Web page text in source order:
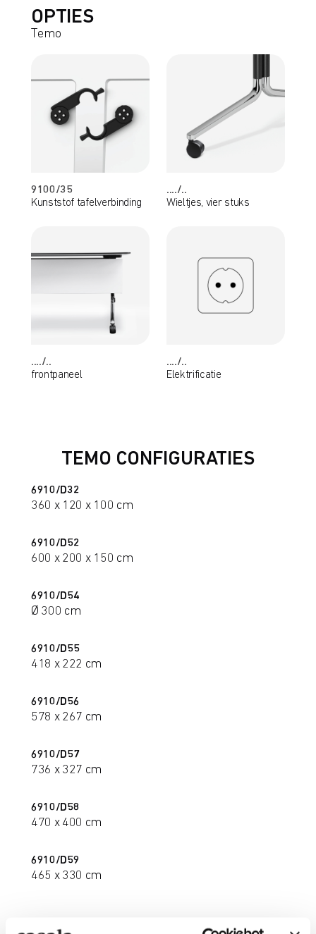
OPTIES
Temo
9100/35
Kunststof tafelverbinding
..../..
Wieltjes, vier stuks
..../..
frontpaneel
..../..
Elektrificatie
TEMO CONFIGURATIES
6910/D32
360 x 120 x 100 cm
6910/D52
600 x 200 x 150 cm
6910/D54
Ø 300 cm
6910/D55
418 x 222 cm
6910/D56
578 x 267 cm
6910/D57
736 x 327 cm
6910/D58
470 x 400 cm
6910/D59
465 x 330 cm